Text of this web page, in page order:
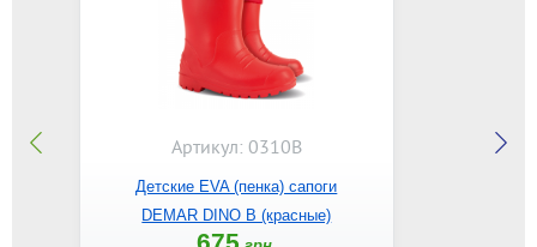
Артикул: 0310B
Детские EVA (пенка) сапоги
DEMAR DINO B (красные)